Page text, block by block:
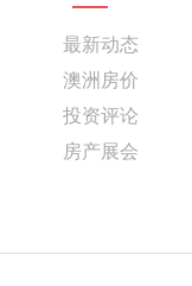
最新动态
澳洲房价
投资评论
房产展会